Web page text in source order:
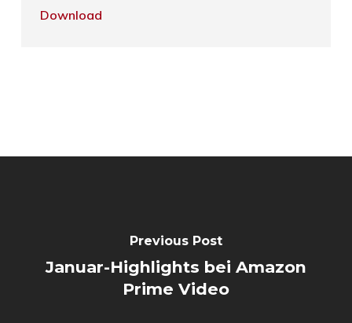
Download
Previous Post
Januar-Highlights bei Amazon
Prime Video